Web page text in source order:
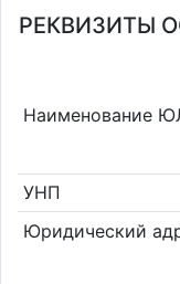
РЕКВИЗИТЫ
Наименование
УНП
Юридический